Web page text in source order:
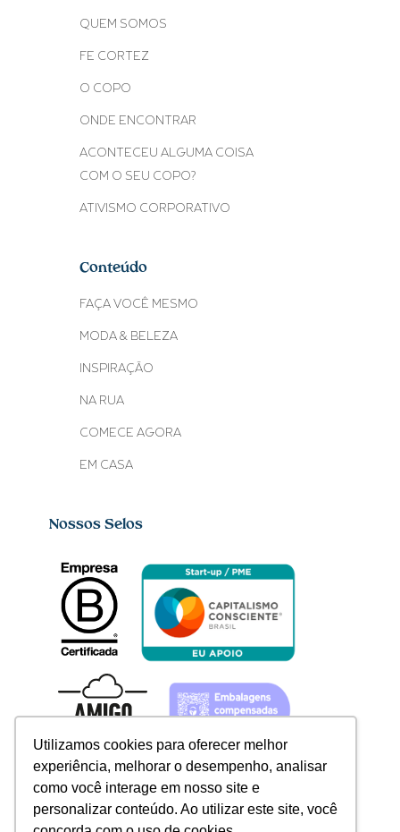
Utilizamos cookies para oferecer melhor
experiência, melhorar o desempenho, analisar
como você interage em nosso site e
personalizar conteúdo. Ao utilizar este site, você
QUEM SOMOS
FE CORTEZ
O COPO
ONDE ENCONTRAR
ACONTECEU ALGUMA COISA
COM O SEU COPO?
ATIVISMO CORPORATIVO
Conteúdo
FAÇA VOCÊ MESMO
MODA & BELEZA
INSPIRAÇÃO
NA RUA
COMECE AGORA
EM CASA
Nossos Selos